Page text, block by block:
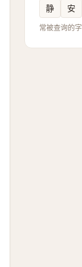
静 安
常被查询的字